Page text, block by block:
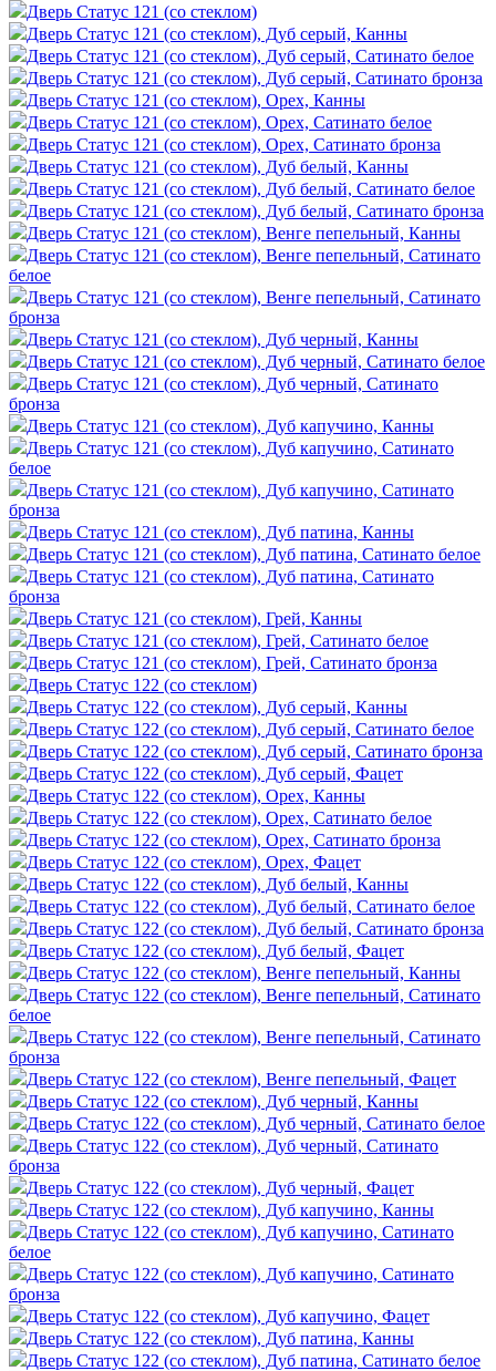
Дверь Статус 121 (со стеклом)
Дверь Статус 121 (со стеклом), Дуб серый, Канны
Дверь Статус 121 (со стеклом), Дуб серый, Сатинато белое
Дверь Статус 121 (со стеклом), Дуб серый, Сатинато бронза
Дверь Статус 121 (со стеклом), Орех, Канны
Дверь Статус 121 (со стеклом), Орех, Сатинато белое
Дверь Статус 121 (со стеклом), Орех, Сатинато бронза
Дверь Статус 121 (со стеклом), Дуб белый, Канны
Дверь Статус 121 (со стеклом), Дуб белый, Сатинато белое
Дверь Статус 121 (со стеклом), Дуб белый, Сатинато бронза
Дверь Статус 121 (со стеклом), Венге пепельный, Канны
Дверь Статус 121 (со стеклом), Венге пепельный, Сатинато
белое
Дверь Статус 121 (со стеклом), Венге пепельный, Сатинато
бронза
Дверь Статус 121 (со стеклом), Дуб черный, Канны
Дверь Статус 121 (со стеклом), Дуб черный, Сатинато белое
Дверь Статус 121 (со стеклом), Дуб черный, Сатинато
бронза
Дверь Статус 121 (со стеклом), Дуб капучино, Канны
Дверь Статус 121 (со стеклом), Дуб капучино, Сатинато
белое
Дверь Статус 121 (со стеклом), Дуб капучино, Сатинато
бронза
Дверь Статус 121 (со стеклом), Дуб патина, Канны
Дверь Статус 121 (со стеклом), Дуб патина, Сатинато белое
Дверь Статус 121 (со стеклом), Дуб патина, Сатинато
бронза
Дверь Статус 121 (со стеклом), Грей, Канны
Дверь Статус 121 (со стеклом), Грей, Сатинато белое
Дверь Статус 121 (со стеклом), Грей, Сатинато бронза
Дверь Статус 122 (со стеклом)
Дверь Статус 122 (со стеклом), Дуб серый, Канны
Дверь Статус 122 (со стеклом), Дуб серый, Сатинато белое
Дверь Статус 122 (со стеклом), Дуб серый, Сатинато бронза
Дверь Статус 122 (со стеклом), Дуб серый, Фацет
Дверь Статус 122 (со стеклом), Орех, Канны
Дверь Статус 122 (со стеклом), Орех, Сатинато белое
Дверь Статус 122 (со стеклом), Орех, Сатинато бронза
Дверь Статус 122 (со стеклом), Орех, Фацет
Дверь Статус 122 (со стеклом), Дуб белый, Канны
Дверь Статус 122 (со стеклом), Дуб белый, Сатинато белое
Дверь Статус 122 (со стеклом), Дуб белый, Сатинато бронза
Дверь Статус 122 (со стеклом), Дуб белый, Фацет
Дверь Статус 122 (со стеклом), Венге пепельный, Канны
Дверь Статус 122 (со стеклом), Венге пепельный, Сатинато
белое
Дверь Статус 122 (со стеклом), Венге пепельный, Сатинато
бронза
Дверь Статус 122 (со стеклом), Венге пепельный, Фацет
Дверь Статус 122 (со стеклом), Дуб черный, Канны
Дверь Статус 122 (со стеклом), Дуб черный, Сатинато белое
Дверь Статус 122 (со стеклом), Дуб черный, Сатинато
бронза
Дверь Статус 122 (со стеклом), Дуб черный, Фацет
Дверь Статус 122 (со стеклом), Дуб капучино, Канны
Дверь Статус 122 (со стеклом), Дуб капучино, Сатинато
белое
Дверь Статус 122 (со стеклом), Дуб капучино, Сатинато
бронза
Дверь Статус 122 (со стеклом), Дуб капучино, Фацет
Дверь Статус 122 (со стеклом), Дуб патина, Канны
Дверь Статус 122 (со стеклом), Дуб патина, Сатинато белое